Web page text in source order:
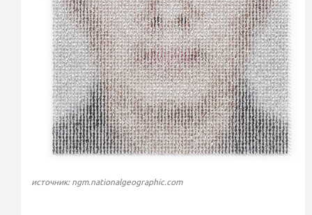
источник: ngm.nationalgeographic.com